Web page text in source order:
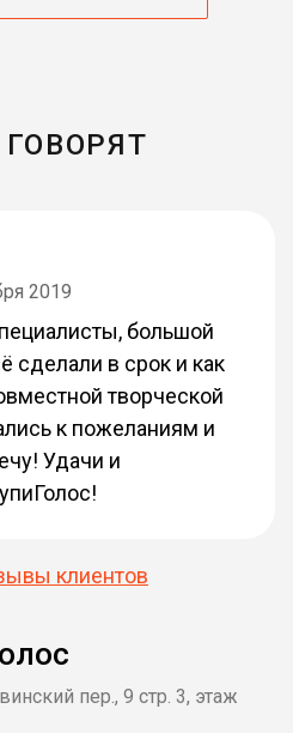
2019
большой
сделали в срок и как
творческой
к пожеланиям и
Удачи и
клиентов
пер., 9 стр. 3, этаж